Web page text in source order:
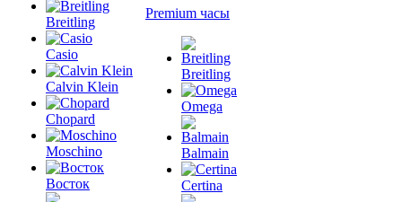
Breitling
Casio
Calvin Klein
Chopard
Moschino
Восток
Premium часы
Breitling
Omega
Balmain
Certina